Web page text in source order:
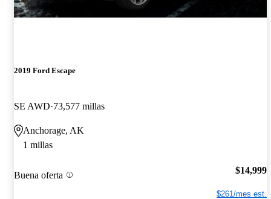
2019 Ford Escape
SE AWD 73,577 millas
Anchorage, AK
1 millas
Buena oferta $14,999
$261/mes est.